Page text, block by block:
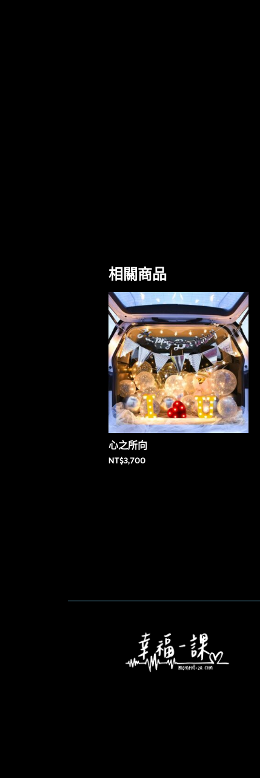
相關商品
心之所向
NT$3,700